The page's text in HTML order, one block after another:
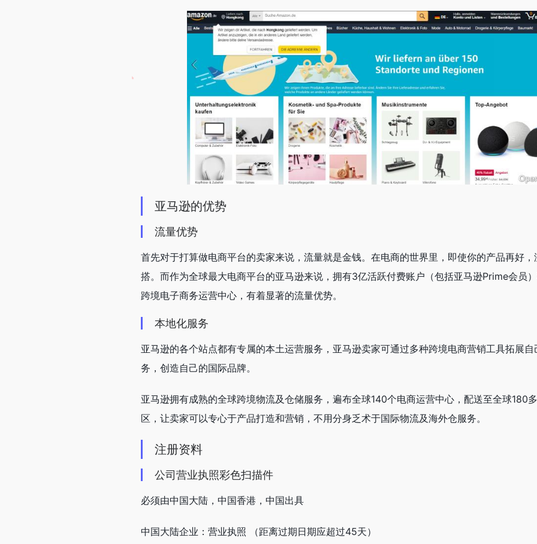
亚马逊的优势
流量优势
首先对于打算做电商平台的卖家来说，流量就是金钱。在电商的世界里，即使你的产品再好，
搭。而作为全球最大电商平台的亚马逊来说，拥有3亿活跃付费账户（包括亚马逊Prime会员
跨境电子商务运营中心，有着显著的流量优势。
本地化服务
亚马逊的各个站点都有专属的本土运营服务，亚马逊卖家可通过多种跨境电商营销工具拓展
务，创造自己的国际品牌。
亚马逊拥有成熟的全球跨境物流及仓储服务，遍布全球140个电商运营中心，配送至全球180
区，让卖家可以专心于产品打造和营销，不用分身乏术于国际物流及海外仓服务。
注册资料
公司营业执照彩色扫描件
必须由中国大陆，中国香港，中国出具
中国大陆企业：营业执照 （距离过期日期应超过45天）